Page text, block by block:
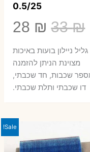
0.5/25
33₪
המחיר
המקורי
היה:
33 ₪.
28 ₪
₪.
גליל ניילון בועות באיכות
מצוינת הניתן להזמנה
שכבות, חד שכבתי,
דו שכבתי ותלת שכבתי.
Sale!